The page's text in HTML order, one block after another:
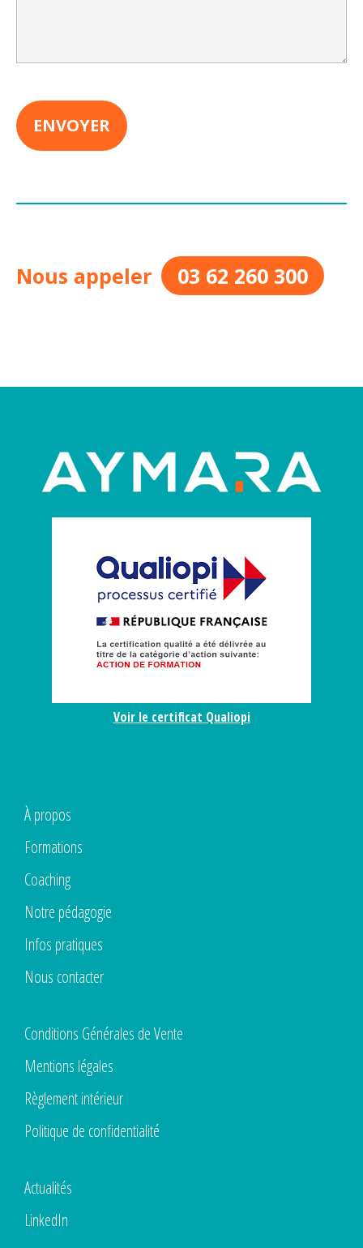
Nous appeler 03 62 260 300
Voir le certificat Qualiopi
À propos
Formations
Coaching
Notre pédagogie
Infos pratiques
Nous contacter
Conditions Générales de Vente
Mentions légales
Règlement intérieur
Politique de confidentialité
Actualités
LinkedIn